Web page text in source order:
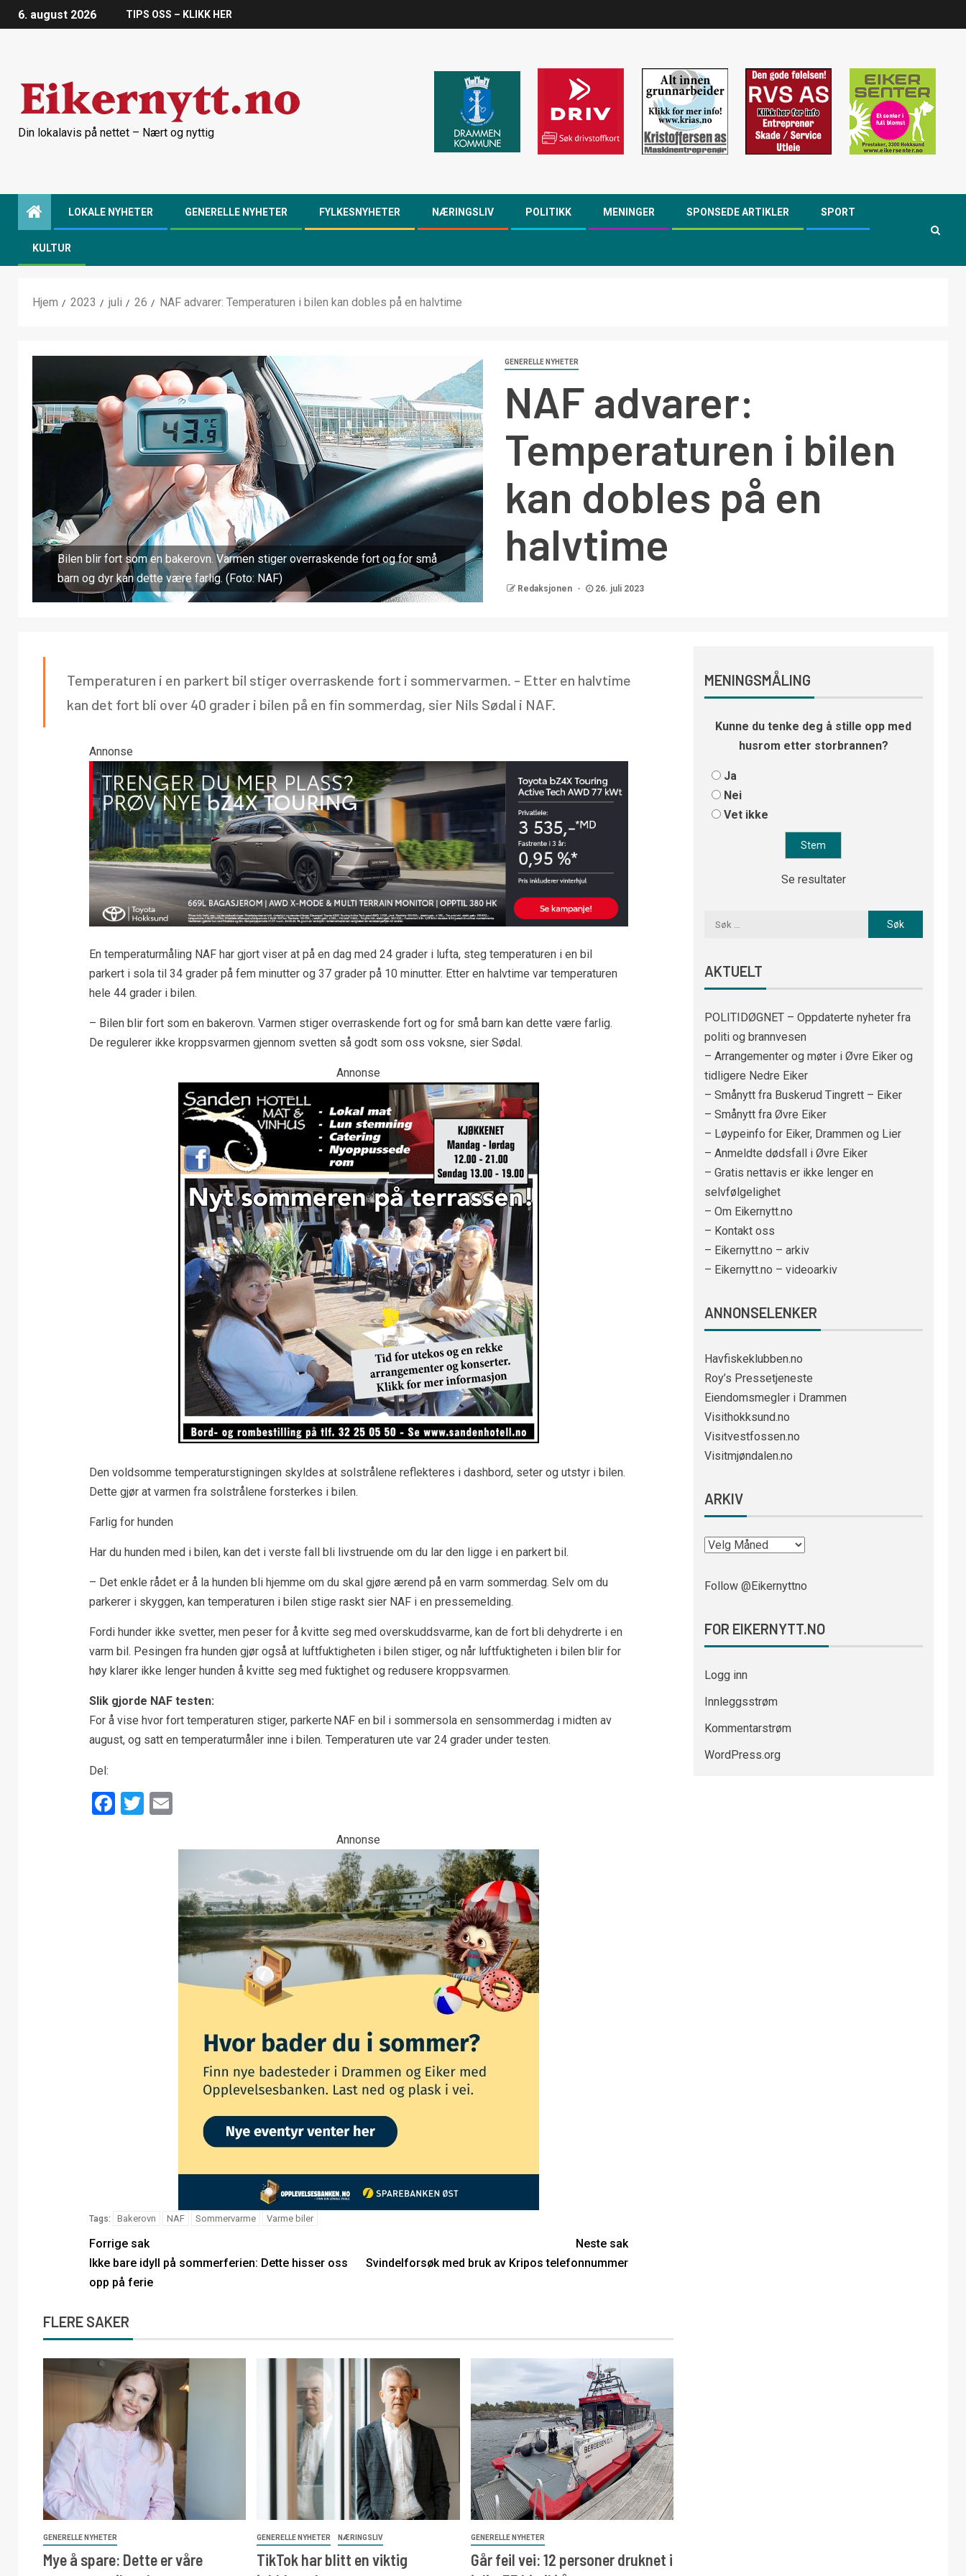
6. august 2026 TIPS OSS – KLIKK HER
Din lokalavis på nettet – Nært og nyttig
LOKALE NYHETER GENERELLE NYHETER FYLKESNYHETER NÆRINGSLIV POLITIKK MENINGER SPONSEDE ARTIKLER SPORT
KULTUR
Hjem 2023 juli 26 NAF advarer: Temperaturen i bilen kan dobles på en halvtime
Bilen blir fort som en bakerovn. Varmen stiger overraskende fort og for små
barn og dyr kan dette være farlig. (Foto: NAF)
GENERELLE NYHETER
NAF advarer:
Temperaturen i bilen
kan dobles på en
halvtime
Redaksjonen 26. juli 2023
Temperaturen i en parkert bil stiger overraskende fort i sommervarmen. - Etter en halvtime
kan det fort bli over 40 grader i bilen på en fin sommerdag, sier Nils Sødal i NAF.
Annonse
En temperaturmåling NAF har gjort viser at på en dag med 24 grader i lufta, steg temperaturen i en bil
parkert i sola til 34 grader på fem minutter og 37 grader på 10 minutter. Etter en halvtime var temperaturen
hele 44 grader i bilen.
– Bilen blir fort som en bakerovn. Varmen stiger overraskende fort og for små barn kan dette være farlig.
De regulerer ikke kroppsvarmen gjennom svetten så godt som oss voksne, sier Sødal.
Annonse
Den voldsomme temperaturstigningen skyldes at solstrålene reflekteres i dashbord, seter og utstyr i bilen.
Dette gjør at varmen fra solstrålene forsterkes i bilen.
Farlig for hunden
Har du hunden med i bilen, kan det i verste fall bli livstruende om du lar den ligge i en parkert bil.
– Det enkle rådet er å la hunden bli hjemme om du skal gjøre ærend på en varm sommerdag. Selv om du
parkerer i skyggen, kan temperaturen i bilen stige raskt sier NAF i en pressemelding.
Fordi hunder ikke svetter, men peser for å kvitte seg med overskuddsvarme, kan de fort bli dehydrerte i en
varm bil. Pesingen fra hunden gjør også at luftfuktigheten i bilen stiger, og når luftfuktigheten i bilen blir for
høy klarer ikke lenger hunden å kvitte seg med fuktighet og redusere kroppsvarmen.
Slik gjorde NAF testen:
For å vise hvor fort temperaturen stiger, parkerte NAF en bil i sommersola en sensommerdag i midten av
august, og satt en temperaturmåler inne i bilen. Temperaturen ute var 24 grader under testen.
Del:
Facebook
Twitter
Email
Annonse
Tags: Bakerovn NAF Sommervarme Varme biler
Forrige sak
Ikke bare idyll på sommerferien: Dette hisser oss
opp på ferie
Neste sak
Svindelforsøk med bruk av Kripos telefonnummer
FLERE SAKER
GENERELLE NYHETER
Mye å spare: Dette er våre
GENERELLE NYHETER NÆRINGSLIV
TikTok har blitt en viktig
GENERELLE NYHETER
Går feil vei: 12 personer druknet i
MENINGSMÅLING
Kunne du tenke deg å stille opp med
husrom etter storbrannen?
Ja
Nei
Vet ikke
Se resultater
AKTUELT
POLITIDØGNET – Oppdaterte nyheter fra
politi og brannvesen
– Arrangementer og møter i Øvre Eiker og
tidligere Nedre Eiker
– Smånytt fra Buskerud Tingrett – Eiker
– Smånytt fra Øvre Eiker
– Løypeinfo for Eiker, Drammen og Lier
– Anmeldte dødsfall i Øvre Eiker
– Gratis nettavis er ikke lenger en
selvfølgelighet
– Om Eikernytt.no
– Kontakt oss
– Eikernytt.no – arkiv
– Eikernytt.no – videoarkiv
ANNONSELENKER
Havfiskeklubben.no
Roy’s Pressetjeneste
Eiendomsmegler i Drammen
Visithokksund.no
Visitvestfossen.no
Visitmjøndalen.no
ARKIV
Follow @Eikernyttno
FOR EIKERNYTT.NO
Logg inn
Innleggsstrøm
Kommentarstrøm
WordPress.org